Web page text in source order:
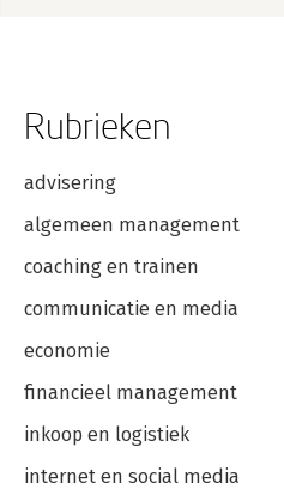
Rubrieken
advisering
algemeen management
coaching en trainen
communicatie en media
economie
financieel management
inkoop en logistiek
internet en social media